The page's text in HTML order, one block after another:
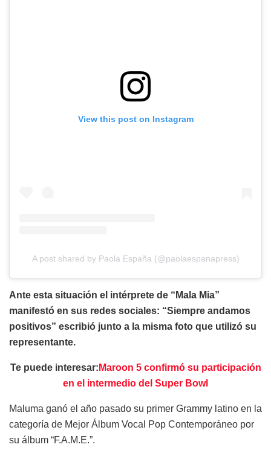
View this post on Instagram
A post shared by Paola España (@paolaespanapress)
Ante esta situación el intérprete de “Mala Mia”
manifestó en sus redes sociales: “Siempre andamos
positivos” escribió junto a la misma foto que utilizó su
representante.
Te puede interesar: Maroon 5 confirmó su participación
en el intermedio del Super Bowl
Maluma ganó el año pasado su primer Grammy latino en la
categoría de Mejor Álbum Vocal Pop Contemporáneo por
su álbum “F.A.M.E.”.